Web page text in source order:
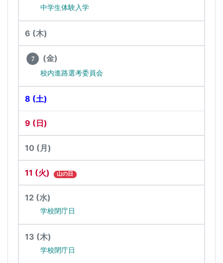
中学生体験入学
6 (木)
7 (金)
校内進路選考委員会
8 (土)
9 (日)
10 (月)
11 (火) 山の日
12 (水)
学校閉庁日
13 (木)
学校閉庁日